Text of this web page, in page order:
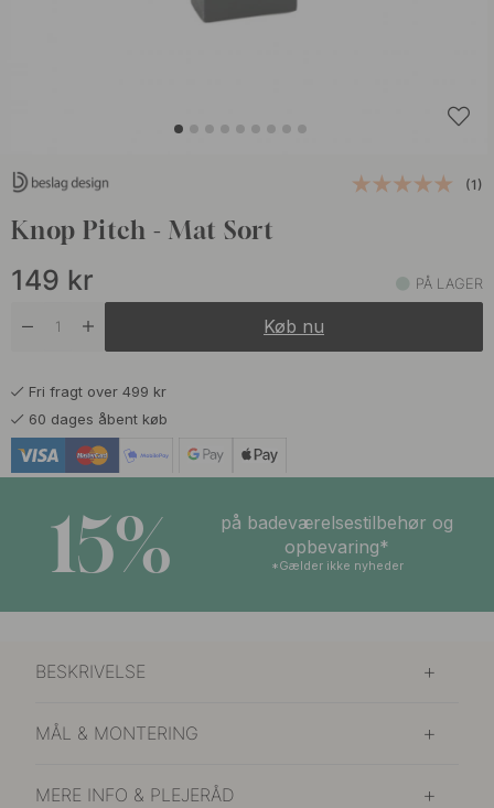
(1)
Knop Pitch - Mat Sort
149 kr PÅ LAGER
Køb nu
Fri fragt over 499 kr
60 dages åbent køb
15%
på badeværelsestilbehør og
opbevaring*
*Gælder ikke nyheder
BESKRIVELSE
MÅL & MONTERING
MERE INFO & PLEJERÅD